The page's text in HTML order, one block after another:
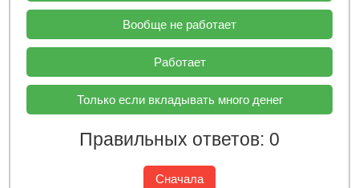
Вообще не работает
Работает
Только если вкладывать много денег
Правильных ответов: 0
Сначала